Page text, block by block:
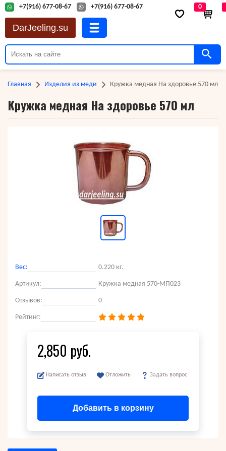
+7(916) 677-08-67 +7(916) 677-08-67
DarJeeling.su
0
Главная Изделия из меди Кружка медная На здоровье 570 мл
Кружка медная На здоровье 570 мл
Вес: 0.220 кг.
Артикул: Кружка медная 570-МП023
Отзывов: 0
Рейтинг:
2,850 руб.
Написать отзыв Отложить Задать вопрос
Добавить в корзину